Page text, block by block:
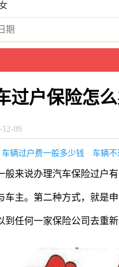
女
过户保险怎
12-09
车辆过户费一般多少钱 车辆不
般来说办理汽车保险过户
车主。第二种方式，就是
到任何一家保险公司去重新